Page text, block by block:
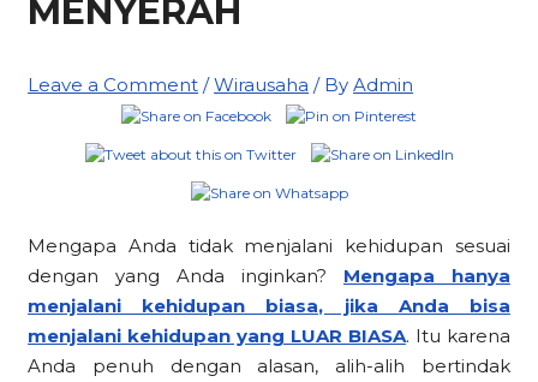
MENYERAH
Leave a Comment /Wirausaha / ByAdmin
Mengapa Anda tidak menjalani kehidupan sesuai
dengan yang Anda inginkan? Mengapa hanya
menjalani kehidupan biasa, jika Anda bisa
menjalani kehidupan yang LUAR BIASA. Itu karena
Anda penuh dengan alasan, alih-alih bertindak